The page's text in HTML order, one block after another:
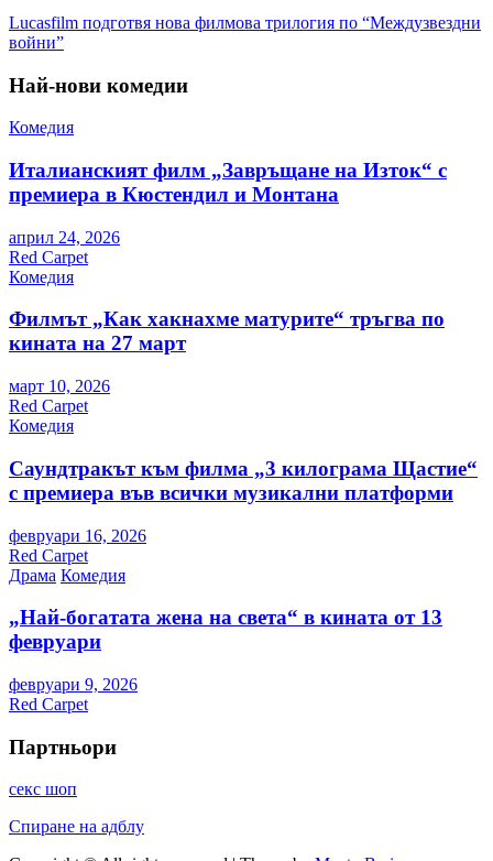
Навигация
Lucasfilm подготвя нова филмова трилогия по “Междузвездни
войни”
Най-нови комедии
Комедия
Италианският филм „Завръщане на Изток“ с
премиера в Кюстендил и Монтана
април 24, 2026
Red Carpet
Комедия
Филмът „Как хакнахме матурите“ тръгва по
кината на 27 март
март 10, 2026
Red Carpet
Комедия
Саундтракът към филма „3 килограма Щастие“
с премиера във всички музикални платформи
февруари 16, 2026
Red Carpet
Драма Комедия
„Най-богатата жена на света“ в кината от 13
февруари
февруари 9, 2026
Red Carpet
Партньори
секс шоп
Спиране на адблу